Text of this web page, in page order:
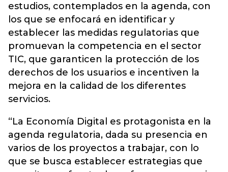
estudios, contemplados en la agenda, con
los que se enfocará en identificar y
establecer las medidas regulatorias que
promuevan la competencia en el sector
TIC, que garanticen la protección de los
derechos de los usuarios e incentiven la
mejora en la calidad de los diferentes
servicios.
“La Economía Digital es protagonista en la
agenda regulatoria, dada su presencia en
varios de los proyectos a trabajar, con lo
que se busca establecer estrategias que